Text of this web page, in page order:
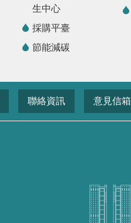
生中心
採購平臺
節能減碳
聯絡資訊 意見信箱